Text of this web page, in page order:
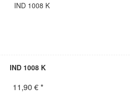
IND 1008 K
11,90 € *